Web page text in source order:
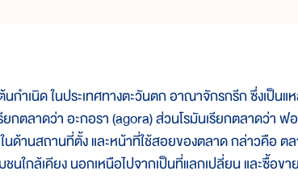
เนิด ในประเทศทางตะวันตก อาณาจักรกรีก ซึ่งเป็นแ
ตลาดว่า อะกอรา (agora) ส่วนโรมันเรียกตลาดว่า ฟ
ด้านสถานที่ตั้ง และหน้าที่ใช้สอยของตลาด กล่าวคือ ต
นใกล้เคียง นอกเหนือไปจากเป็นที่แลกเปลี่ยน และซื้อข